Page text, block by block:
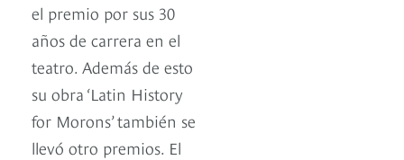
el premio por sus 30
años de carrera en el
teatro. Además de esto
su obra ‘Latin History
for Morons’ también se
llevó otro premios. El